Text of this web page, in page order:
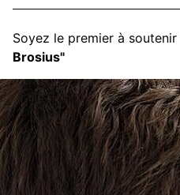
Soyez le premier à soutenir
Brosius"